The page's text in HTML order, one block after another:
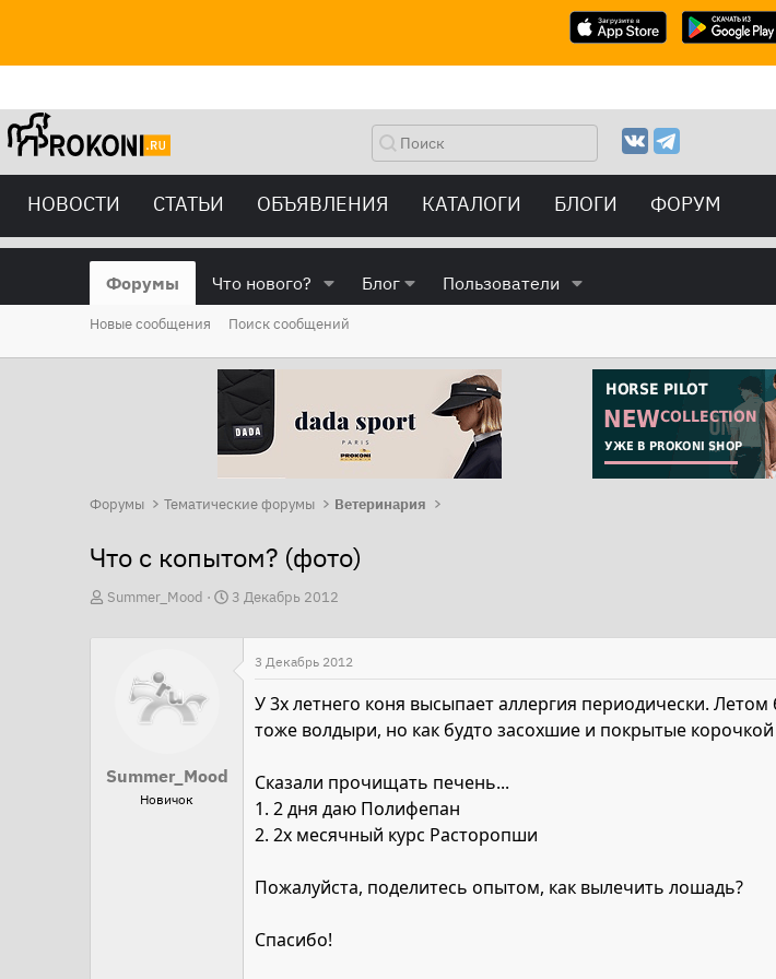
НОВОСТИ СТАТЬИ ОБЪЯВЛЕНИЯ КАТАЛОГИ БЛОГИ ФОРУМ
Форумы Что нового? Блог Пользователи
Новые сообщения Поиск сообщений
Форумы Тематические форумы Ветеринария
Что с копытом? (фото)
А
м
Summer_Mood
Д
а
3 Декабрь 2012
Summer_Mood
Новичок
3 Декабрь 2012
У 3х летнего коня высыпает аллергия периодически.
тоже волдыри, но как будто засохшие и покрытые корочкой
Сказали прочищать печень...
1. 2 дня даю Полифепан
2. 2х месячный курс Расторопши
Пожалуйста, поделитесь опытом, как вылечить лошадь?
Спасибо!